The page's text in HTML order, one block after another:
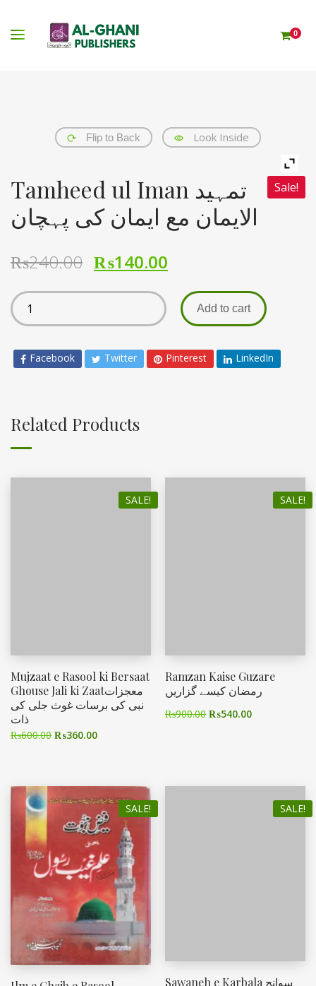
0
Flip to Back Look Inside
Sale!
Tamheed ul Iman تمہید
الایمان مع ایمان کی پہچان
₨240.00 ₨140.00
Add to cart
Facebook Twitter Pinterest LinkedIn
Related Products
SALE!
Mujzaat e Rasool ki Bersaat
Ghouse Jali ki Zaatمعجزات
نبی کی برسات غوث جلی کی
ذات
₨600.00 ₨360.00
SALE!
Ramzan Kaise Guzare
رمضان کیسے گزاریں
₨900.00 ₨540.00
SALE! SALE!
Sawaneh e Karbala سوانح